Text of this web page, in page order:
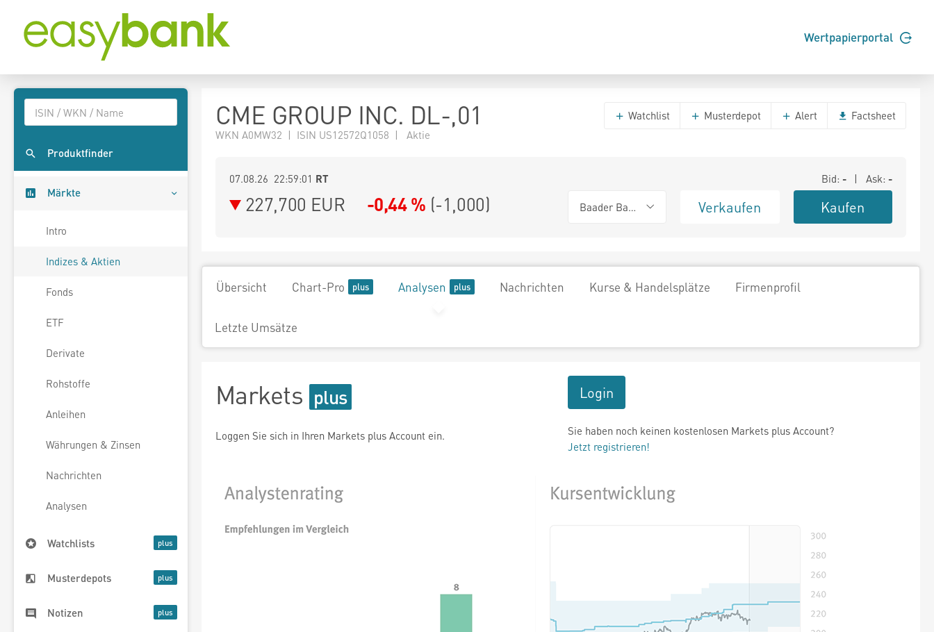
Wertpapierportal
Produktfinder
Märkte
Intro
Indizes & Aktien
Fonds
ETF
Derivate
Rohstoffe
Anleihen
Währungen & Zinsen
Nachrichten
Analysen
Watchlists
Musterdepots
Notizen
CME GROUP INC. DL-,01
WKN A0MW32 | ISIN US12572Q1058 | Aktie
Watchlist Musterdepot Alert Factsheet
07.08.26 22:59:01 RT Bid: - | Ask: -
227,700 EUR -0,44 % (-1,000) Baader Bank (Baadex) Verkaufen Kaufen
Übersicht Chart-Pro Analysen Nachrichten Kurse & Handelsplätze Firmenprofil
Letzte Umsätze
Markets
Loggen Sie sich in Ihren Markets plus Account ein.
Login
Sie haben noch keinen kostenlosen Markets plus Account?
Jetzt registrieren!